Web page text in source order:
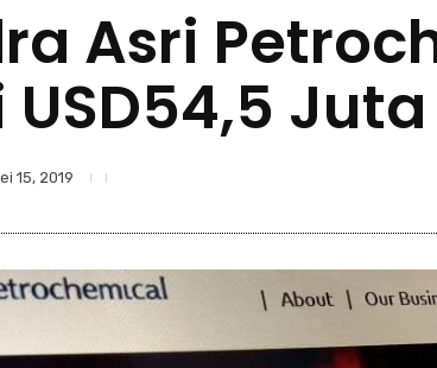
Asri
Juta
15, 2019